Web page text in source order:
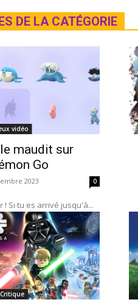
DE LA CATÉGORIE
vidéo
maudit sur
Go
2023 0
! Si tu es arrivé jusqu'à...
Critique